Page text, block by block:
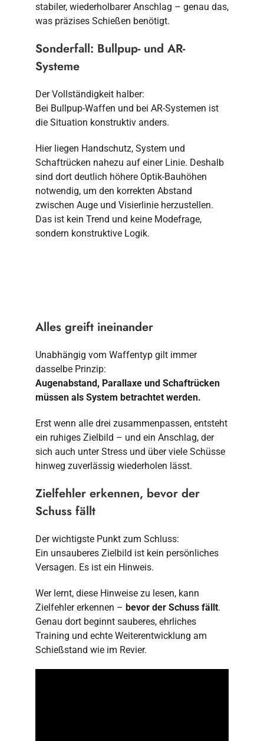
stabiler, wiederholbarer Anschlag – genau das,
was präzises Schießen benötigt.
Sonderfall: Bullpup- und AR-
Systeme
Der Vollständigkeit halber:
Bei Bullpup-Waffen und bei AR-Systemen ist
die Situation konstruktiv anders.
Hier liegen Handschutz, System und
Schaftrücken nahezu auf einer Linie. Deshalb
sind dort deutlich höhere Optik-Bauhöhen
notwendig, um den korrekten Abstand
zwischen Auge und Visierlinie herzustellen.
Das ist kein Trend und keine Modefrage,
sondern konstruktive Logik.
Alles greift ineinander
Unabhängig vom Waffentyp gilt immer
dasselbe Prinzip:
Augenabstand, Parallaxe und Schaftrücken
müssen als System betrachtet werden.
Erst wenn alle drei zusammenpassen, entsteht
ein ruhiges Zielbild – und ein Anschlag, der
sich auch unter Stress und über viele Schüsse
hinweg zuverlässig wiederholen lässt.
Zielfehler erkennen, bevor der
Schuss fällt
Der wichtigste Punkt zum Schluss:
Ein unsauberes Zielbild ist kein persönliches
Versagen. Es ist ein Hinweis.
Wer lernt, diese Hinweise zu lesen, kann
Zielfehler erkennen – bevor der Schuss fällt.
Genau dort beginnt sauberes, ehrliches
Training und echte Weiterentwicklung am
Schießstand wie im Revier.